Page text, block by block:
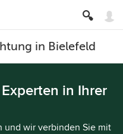
in Bielefeld
in Ihrer
und wir verbinden Sie mit